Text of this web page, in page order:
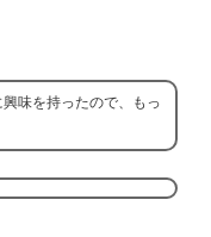
味を持ったので、もっ